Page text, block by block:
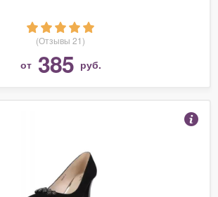
(Отзывы 21)
от 385 руб.